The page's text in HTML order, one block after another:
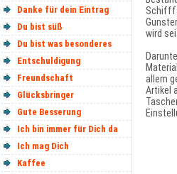
Danke für dein Eintrag
Du bist süß
Du bist was besonderes
Entschuldigung
Freundschaft
Glücksbringer
Gute Besserung
Ich bin immer für Dich da
Ich mag Dich
Kaffee
wird
allem
Artikel